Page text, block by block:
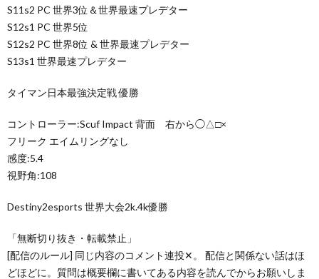
S11s2 PC 世界3位＆世界最速プレデター
S12s1 PC 世界5位
S12s2 PC 世界8位 & 世界最速プレデター
S13s1 世界最速プレデター
タイマン日本最強決定戦 優勝
コントローラー:Scuf Impact 背面 右から◯△□×
フリーク エイムリングなし
感度:5.4
視野角:108
Destiny2esports 世界大会2k.4k優勝
「無断切り抜き・転載禁止」
[配信のルール] 同じ内容のコメント連投✕。 配信と関係ない話はほ
どほどに。質問は概要欄に書いてある内容を読んでからお願いしま